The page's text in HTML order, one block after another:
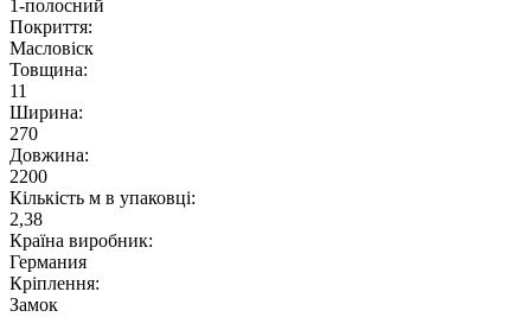
1-полосний
Покриття:
Масловіск
Товщина:
11
Ширина:
270
Довжина:
2200
Кількість м в упаковці:
2,38
Країна виробник:
Германия
Кріплення:
Замок